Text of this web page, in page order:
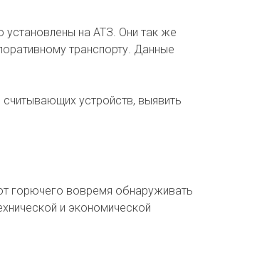
установлены на АТЗ. Они так же
транспорту. Данные
устройств, выявить
горючего вовремя обнаруживать
и экономической